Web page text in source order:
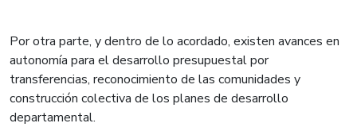
Por otra parte, y dentro de lo acordado, existen avances en
autonomía para el desarrollo presupuestal por
transferencias, reconocimiento de las comunidades y
construcción colectiva de los planes de desarrollo
departamental.